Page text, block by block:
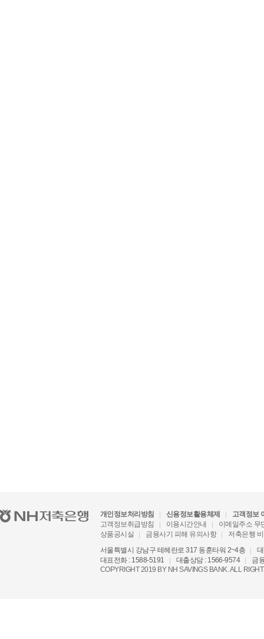
개인정보처리방침 신용정보활용체제
고객정보
고객정보취급방침
이용시간안내
이메일주소 무
상품공시실
금융사기 피해 유의사항
저축은행
서울특별시 강남구 테헤란로 317 동훈타워 2~4층
대표전화 : 1588-5191
대출상담 : 1566-9574
금
COPYRIGHT 2019 BY NH SAVINGS BANK. ALL